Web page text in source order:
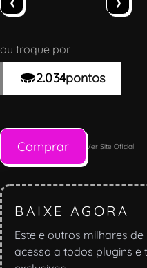
ou troque por
2.034pontos
Comprar Ver Site Oficial
BAIXE AGORA
Este e outros milhares
acesso a todos plugins e